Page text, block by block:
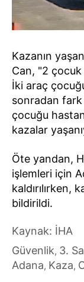
Kazanın
Can, "2 çocuk
İki araç
sonradan
çocuğu
kazalar
Öte yandan,
işlemleri için
kaldırılırken,
bildirildi.
Kaynak: İHA
Güvenlik, 3.
Adana, Kaza,